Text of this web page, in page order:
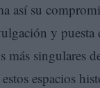
así su
y puesta
más singulares
espacios